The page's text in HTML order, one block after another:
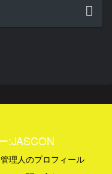
管理人のプロフィール